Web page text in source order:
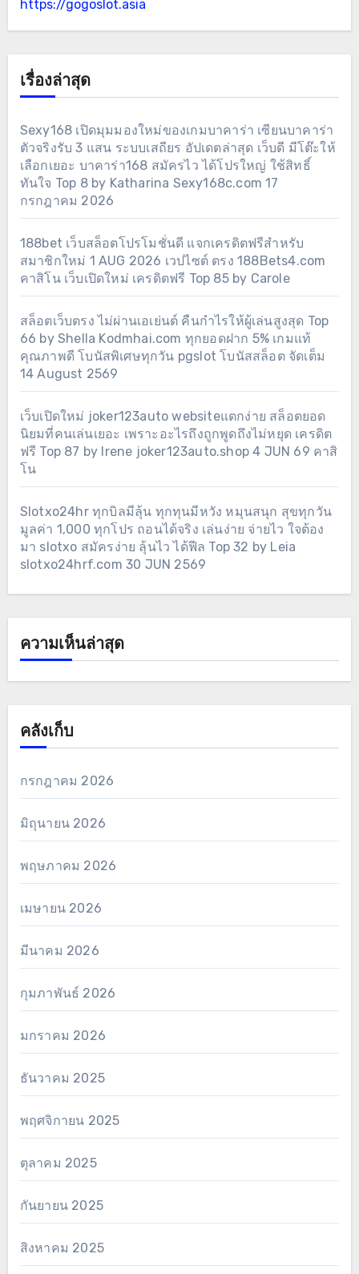
https://gogoslot.asia
เรื่องล่าสุด
Sexy168 เปิดมุมมองใหม่ของเกมบาคาร่า เซียนบาคาร่า
ตัวจริงรับ 3 แสน ระบบเสถียร อัปเดตล่าสุด เว็บดี มีโต๊ะให้
เลือกเยอะ บาคาร่า168 สมัครไว ได้โปรใหญ่ ใช้สิทธิ์
ทันใจ Top 8 by Katharina Sexy168c.com 17
กรกฎาคม 2026
188bet เว็บสล็อตโปรโมชั่นดี แจกเครดิตฟรีสำหรับ
สมาชิกใหม่ 1 AUG 2026 เวปไซต์ ตรง 188Bets4.com
คาสิโน เว็บเปิดใหม่ เครดิตฟรี Top 85 by Carole
สล็อตเว็บตรง ไม่ผ่านเอเย่นต์ คืนกำไรให้ผู้เล่นสูงสุด Top
66 by Shella Kodmhai.com ทุกยอดฝาก 5% เกมแท้
คุณภาพดี โบนัสพิเศษทุกวัน pgslot โบนัสสล็อต จัดเต็ม
14 August 2569
เว็บเปิดใหม่ joker123auto websiteแตกง่าย สล็อตยอด
นิยมที่คนเล่นเยอะ เพราะอะไรถึงถูกพูดถึงไม่หยุด เครดิต
ฟรี Top 87 by Irene joker123auto.shop 4 JUN 69 คาสิ
โน
Slotxo24hr ทุกบิลมีลุ้น ทุกทุนมีหวัง หมุนสนุก สุขทุกวัน
มูลค่า 1,000 ทุกโปร ถอนได้จริง เล่นง่าย จ่ายไว ใจต้อง
มา slotxo สมัครง่าย ลุ้นไว ได้ฟีล Top 32 by Leia
slotxo24hrf.com 30 JUN 2569
ความเห็นล่าสุด
คลังเก็บ
กรกฎาคม 2026
มิถุนายน 2026
พฤษภาคม 2026
เมษายน 2026
มีนาคม 2026
กุมภาพันธ์ 2026
มกราคม 2026
ธันวาคม 2025
พฤศจิกายน 2025
ตุลาคม 2025
กันยายน 2025
สิงหาคม 2025